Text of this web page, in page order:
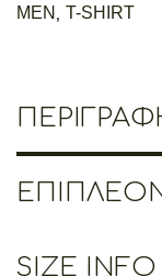
MEN , T-SHIRT
SIZE INFO